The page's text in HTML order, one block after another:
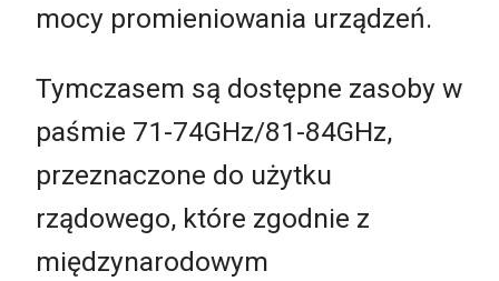
mocy promieniowania urządzeń.
Tymczasem są dostępne zasoby w
paśmie 71-74GHz/81-84GHz,
przeznaczone do użytku
rządowego, które zgodnie z
międzynarodowym